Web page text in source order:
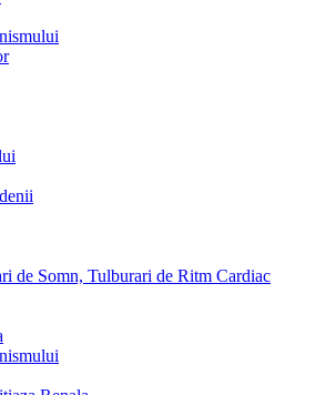
de Somn, Tulburari de Ritm Cardiac